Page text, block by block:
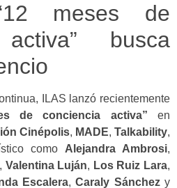
meses de
busca
ILAS lanzó recientemente
de conciencia activa” en
Cinépolis, MADE, Talkability,
como Alejandra Ambrosi,
, Valentina Luján, Los Ruiz Lara,
Escalera,Caraly Sánchezy